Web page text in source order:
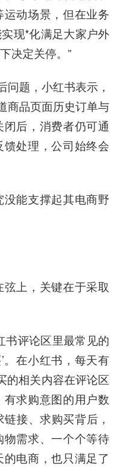
动场景，但在业务
现*化满足大家户外
决定关停。”
问题，小红书表示，
商品页面历史订单与
后，消费者仍可通
处理，公司始终会
能支撑起其电商野
上，关键在于采取
书评论区里最常见的
。在小红书，每天有
的相关内容在评论区
求购意图的用户数
接、求购买背后，
需求、一个个等待
电商，也只满足了